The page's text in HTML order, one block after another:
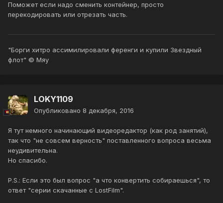
Поможет если надо сменить контейнер, просто
перекодировать или отрезать часть.
"Борги хитро ассимилировали ференги и купили Звездный
флот" © Мяу
LOKY1109
Опубликовано 8 декабря, 2016
Я тут немного начинающий видеоредактор (как род занятий),
так что "не совсем верность" поставленного вопроса весьма
неудивительна.
Но спасибо.
P.S.: Если это был вопрос "а что конвертить собираешься", то
ответ "серии скачанные с LostFilm".